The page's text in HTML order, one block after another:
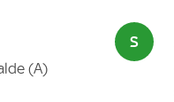
(A)